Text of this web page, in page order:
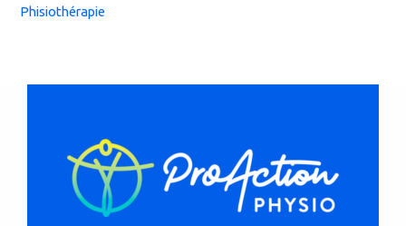
Phisiothérapie